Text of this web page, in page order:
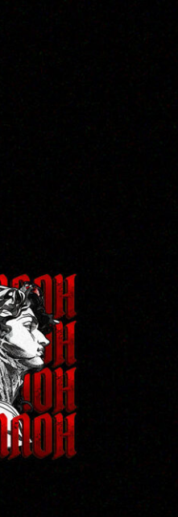
бицепсе:
эскизы в
на одной странице:
подходящие стили и
Аполлон (Apollo) в